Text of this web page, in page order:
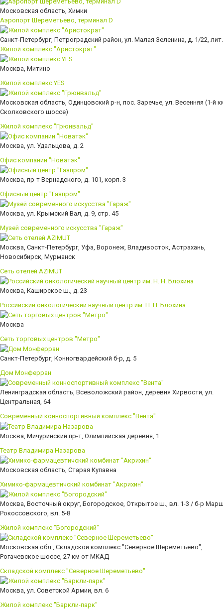
Московская область, Химки
Аэропорт Шереметьево, терминал D
Санкт-Петербург, Петроградский район, ул. Малая Зеленина, д. 1/22,
Жилой комплекс "Аристократ"
Москва, Митино
Жилой комплекс YES
Московская область, Одинцовский р-н, пос. Заречье, ул. Весенняя (1-й
Сколковского шоссе)
Жилой комплекс "Грюнвальд"
Москва, ул. Удальцова, д. 2
Офис компании "Новатэк"
Москва, пр-т Вернадского, д. 101, корп. 3
Офисный центр "Газпром"
Москва, ул. Крымский Вал, д. 9, стр. 45
Музей современного искусства "Гараж"
Москва, Санкт-Петербург, Уфа, Воронеж, Владивосток, Астрахань,
Новосибирск, Мурманск
Сеть отелей AZIMUT
Москва, Каширское ш., д. 23
Российский онкологический научный центр им. Н. Н. Блохина
Москва
Сеть торговых центров "Метро"
Санкт-Петербург, Конногвардейский б-р, д. 5
Дом Монферран
Ленинградская область, Всеволожский район, деревня Хирвости, ул.
Центральная, 64
Современный конноспортивный комплекс "Вента"
Москва, Мичуринский пр-т, Олимпийская деревня, 1
Театр Владимира Назарова
Московская область, Старая Купавна
Химико-фармацевтичский комбинат "Акрихин"
Москва, Восточный округ, Богородское, Открытое ш., вл. 1-3 / б-р
Рокоссовского, вл. 5-8
Жилой комплекс "Богородский"
Московская обл., Складской комплекс "Северное Шереметьево",
Рогачевское шоссе, 27 км от МКАД
Складской комплекс "Северное Шереметьево"
Москва, ул. Советской Армии, вл. 6
Жилой комплекс "Баркли-парк"